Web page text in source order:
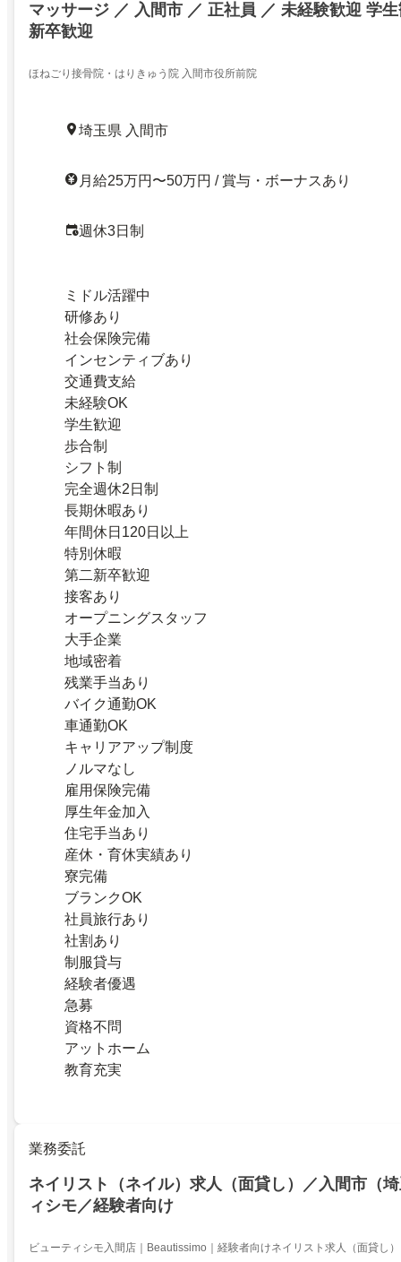
マッサージ ／ 入間市 ／ 正社員 ／ 未経験歓迎 学
新卒歓迎
ほねごり接骨院・はりきゅう院 入間市役所前院
埼玉県 入間市
月給25万円〜50万円 / 賞与・ボーナスあり
週休3日制
ミドル活躍中
研修あり
社会保険完備
インセンティブあり
交通費支給
未経験OK
学生歓迎
歩合制
シフト制
完全週休2日制
長期休暇あり
年間休日120日以上
特別休暇
第二新卒歓迎
接客あり
オープニングスタッフ
大手企業
地域密着
残業手当あり
バイク通勤OK
車通勤OK
キャリアアップ制度
ノルマなし
雇用保険完備
厚生年金加入
住宅手当あり
産休・育休実績あり
寮完備
ブランクOK
社員旅行あり
社割あり
制服貸与
経験者優遇
急募
資格不問
アットホーム
教育充実
業務委託
ネイリスト（ネイル）求人（面貸し）／入間市（
ィシモ／経験者向け
ビューティシモ入間店｜Beautissimo｜経験者向けネイリスト求人（面貸し